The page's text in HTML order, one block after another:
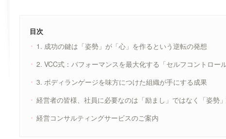
目次
1. 成功の鍵は「姿勢」が「心」を作るという逆転の発想
2. VCC式：パフォーマンスを最大化する「セルフコントロー
3. ボディランゲージを味方につけた組織が手にする成果
経営者の皆様、社員に必要なのは「励まし」ではなく「姿勢
経営コンサルティングサービスのご案内